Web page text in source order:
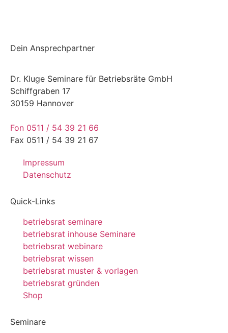
Dein Ansprechpartner
Dr. Kluge Seminare für Betriebsräte GmbH
Schiffgraben 17
30159 Hannover
Fon 0511 / 54 39 21 66
Fax 0511 / 54 39 21 67
Impressum
Datenschutz
Quick-Links
betriebsrat seminare
betriebsrat inhouse Seminare
betriebsrat webinare
betriebsrat wissen
betriebsrat muster & vorlagen
betriebsrat gründen
Shop
Seminare